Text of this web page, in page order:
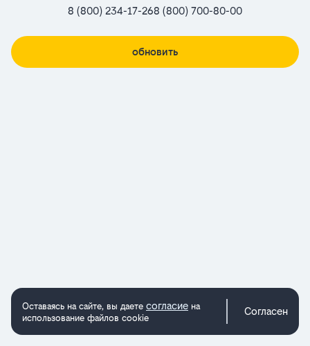
8 (800) 234-17-268 (800) 700-80-00
обновить
Оставаясь на сайте, вы даете согласие на
использование файлов cookie
Согласен